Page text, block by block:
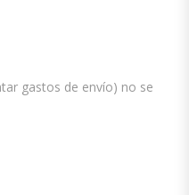
gastos de envío) no se